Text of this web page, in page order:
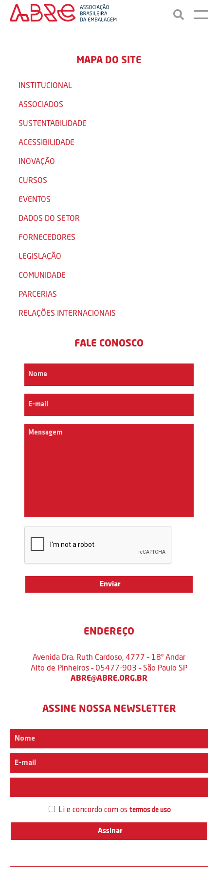
MAPA DO SITE
INSTITUCIONAL
ASSOCIADOS
SUSTENTABILIDADE
ACESSIBILIDADE
INOVAÇÃO
CURSOS
EVENTOS
DADOS DO SETOR
FORNECEDORES
LEGISLAÇÃO
COMUNIDADE
PARCERIAS
RELAÇÕES INTERNACIONAIS
FALE CONOSCO
ENDEREÇO
Avenida Dra. Ruth Cardoso, 4777 – 18º Andar
Alto de Pinheiros – 05477-903 – São Paulo SP
ABRE@ABRE.ORG.BR
ASSINE NOSSA NEWSLETTER
Li e concordo com os termos de uso